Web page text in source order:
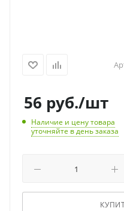
56 руб./шт
Наличие и цену товара
уточняйте в день заказа